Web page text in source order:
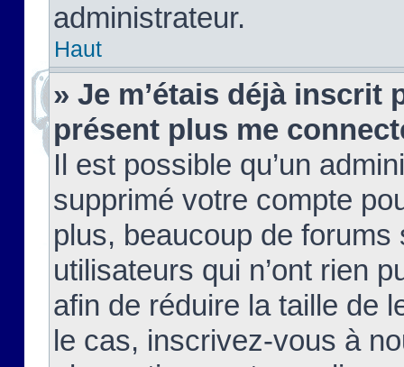
administrateur.
Haut
» Je m’étais déjà inscrit
présent plus me
Il est possible qu’un
supprimé votre compte
plus, beaucoup de
utilisateurs qui n’ont rien
afin de réduire la taille de
le cas, inscrivez-vous à